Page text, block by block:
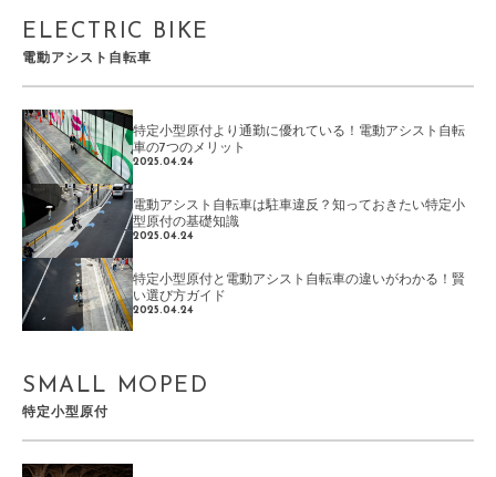
ELECTRIC BIKE
電動アシスト自転車
特定小型原付より通勤に優れている！電動アシスト自転
車の7つのメリット
2025.04.24
電動アシスト自転車は駐車違反？知っておきたい特定小
型原付の基礎知識
2025.04.24
特定小型原付と電動アシスト自転車の違いがわかる！賢
い選び方ガイド
2025.04.24
SMALL MOPED
特定小型原付